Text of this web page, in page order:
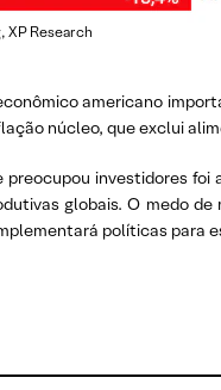
XP Research
americano
núcleo, que exclui
investidores foi
globais. O medo de
políticas para